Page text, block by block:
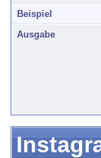
Beispiel
Ausgabe